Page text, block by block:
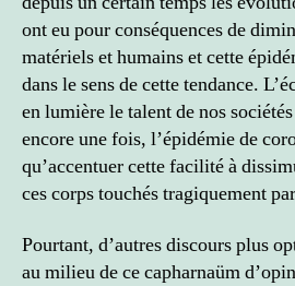
ont eu pour conséquences de
matériels et humains et cette
dans le sens de cette tendance.
en lumière le talent de nos
encore une fois, l’épidémie de
qu’accentuer cette facilité à
ces corps touchés tragiquement
Pourtant, d’autres discours plus
au milieu de ce capharnaüm